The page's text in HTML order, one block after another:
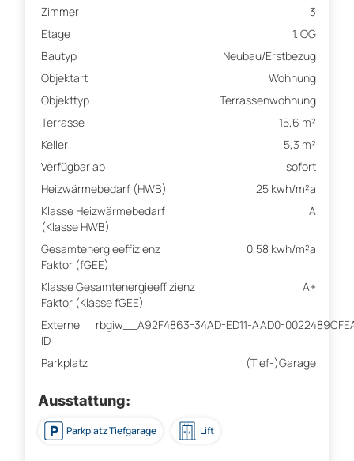
Zimmer
3
Etage
1. OG
Bautyp
Neubau/Erstbezug
Objektart
Wohnung
Objekttyp
Terrassenwohnung
Terrasse
15,6 m²
Keller
5,3 m²
Verfügbar ab
sofort
Heizwärmebedarf (HWB)
25 kwh/m²a
Klasse Heizwärmebedarf
(Klasse HWB)
A
Gesamtenergieeffizienz
Faktor (fGEE)
0,58 kwh/m²a
Klasse Gesamtenergieeffizienz
Faktor (Klasse fGEE)
A+
Externe
ID
rbgiw__A92F4863-34AD-ED11-AAD0-
Parkplatz (Tief-)Garage
Ausstattung:
Parkplatz Tiefgarage Lift